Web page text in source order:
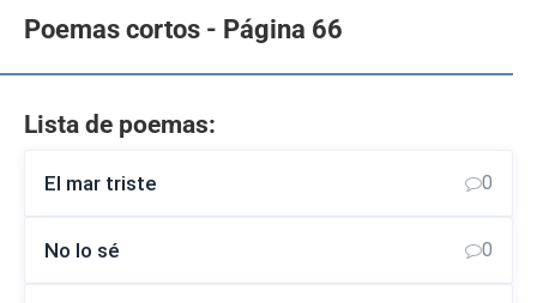
Poemas cortos - Página 66
Lista de poemas:
El mar triste 0
No lo sé 0